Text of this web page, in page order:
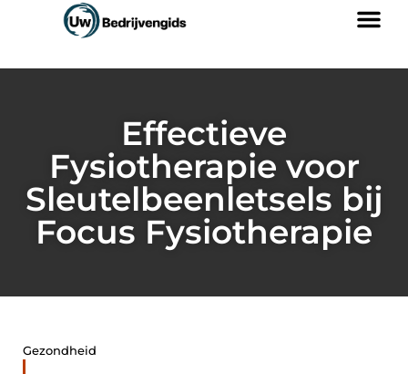
Effectieve
Fysiotherapie voor
Sleutelbeenletsels bij
Focus Fysiotherapie
Gezondheid